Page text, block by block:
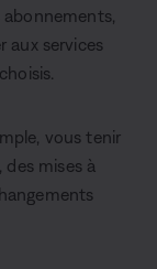
aux services
vous tenir
mises à